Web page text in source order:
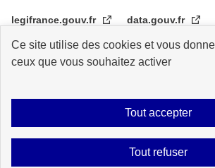
Ce site utilise des cookies et vous
ceux que vous souhaitez activer
Tout accepter
Tout refuser
legifrance.gouv.fr data.gouv.fr
transformation.gouv.fr
Archive Statistiques de consultation Logos
Gestion des cookies